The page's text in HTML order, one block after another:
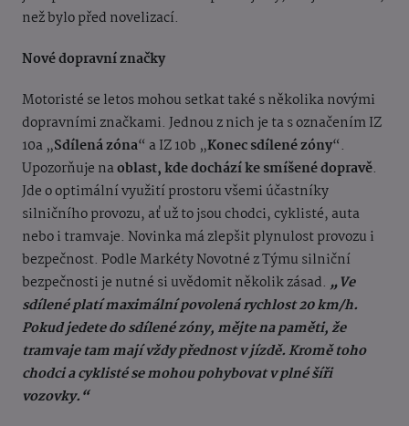
než bylo před novelizací.
Nové dopravní značky
Motoristé se letos mohou setkat také s několika novými
dopravními značkami. Jednou z nich je ta s označením IZ
10a „Sdílená zóna“ a IZ 10b „Konec sdílené zóny“.
Upozorňuje naoblast, kde dochází ke smíšené dopravě.
Jde o optimální využití prostoru všemi účastníky
silničního provozu, ať už to jsou chodci, cyklisté, auta
nebo i tramvaje. Novinka má zlepšit plynulost provozu i
bezpečnost. Podle Markéty Novotné z Týmu silniční
bezpečnosti je nutné si uvědomit několik zásad. „Ve
sdílené platí maximální povolená rychlost 20 km/h.
Pokud jedete do sdílené zóny, mějte na paměti, že
tramvaje tam mají vždy přednost v jízdě. Kromě toho
chodci a cyklisté se mohou pohybovat v plné šíři
vozovky.“